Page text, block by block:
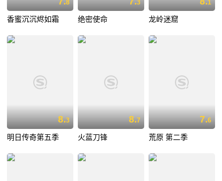
8
香蜜沉沉烬如霜
3
绝密使命
1
龙岭迷窟
8.3
明日传奇第五季
8.7
火蓝刀锋
7.6
荒原 第二季